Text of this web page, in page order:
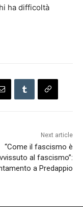
ha difficoltà
Next article
“Come il fascismo è
al fascismo”:
a Predappio